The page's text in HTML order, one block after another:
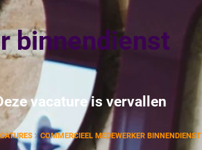
binnendienst
vacature is vervallen
COMMERCIEEL MEDEWERKER BINNENDIENST